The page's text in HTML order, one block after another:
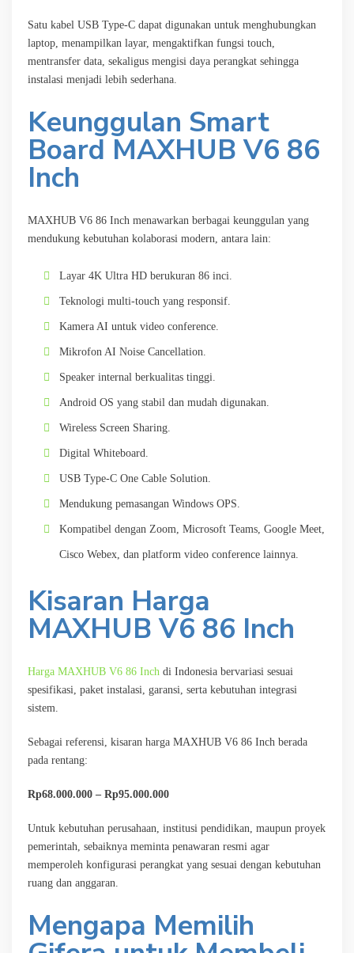
Satu kabel USB Type-C dapat digunakan untuk menghubungkan
laptop, menampilkan layar, mengaktifkan fungsi touch,
mentransfer data, sekaligus mengisi daya perangkat sehingga
instalasi menjadi lebih sederhana.
Keunggulan Smart
Board MAXHUB V6 86
Inch
MAXHUB V6 86 Inch menawarkan berbagai keunggulan yang
mendukung kebutuhan kolaborasi modern, antara lain:
Layar 4K Ultra HD berukuran 86 inci.
Teknologi multi-touch yang responsif.
Kamera AI untuk video conference.
Mikrofon AI Noise Cancellation.
Speaker internal berkualitas tinggi.
Android OS yang stabil dan mudah digunakan.
Wireless Screen Sharing.
Digital Whiteboard.
USB Type-C One Cable Solution.
Mendukung pemasangan Windows OPS.
Kompatibel dengan Zoom, Microsoft Teams, Google Meet,
Cisco Webex, dan platform video conference lainnya.
Kisaran Harga
MAXHUB V6 86 Inch
Harga MAXHUB V6 86 Inch di Indonesia bervariasi sesuai
spesifikasi, paket instalasi, garansi, serta kebutuhan integrasi
sistem.
Sebagai referensi, kisaran harga MAXHUB V6 86 Inch berada
pada rentang:
Rp68.000.000 – Rp95.000.000
Untuk kebutuhan perusahaan, institusi pendidikan, maupun proyek
pemerintah, sebaiknya meminta penawaran resmi agar
memperoleh konfigurasi perangkat yang sesuai dengan kebutuhan
ruang dan anggaran.
Mengapa Memilih